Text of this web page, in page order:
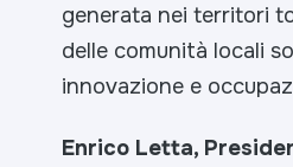
generata nei territori
delle comunità locali
innovazione e
Enrico Letta,